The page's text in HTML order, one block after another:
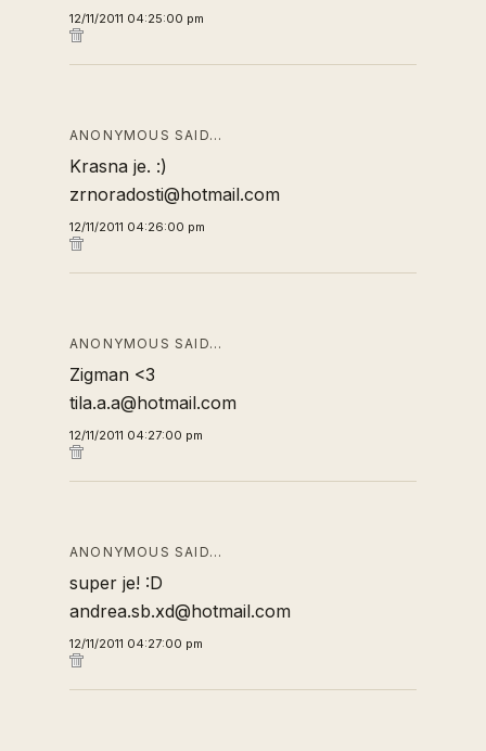
12/11/2011 04:25:00 pm
ANONYMOUS SAID…
Krasna je. :)
zrnoradosti@hotmail.com
12/11/2011 04:26:00 pm
ANONYMOUS SAID…
Zigman <3
tila.a.a@hotmail.com
12/11/2011 04:27:00 pm
ANONYMOUS SAID…
super je! :D
andrea.sb.xd@hotmail.com
12/11/2011 04:27:00 pm